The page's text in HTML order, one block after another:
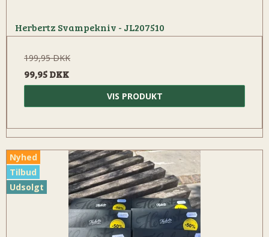
Herbertz Svampekniv - JL207510
199,95 DKK
99,95 DKK
VIS PRODUKT
Nyhed
Tilbud
Udsolgt